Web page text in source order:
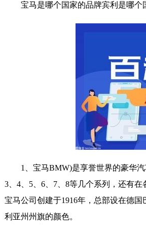
宝马是哪个国家的品牌宾利是哪个
1、宝马BMW)是享誉世界的豪华
3、4、5、6、7、8等几个系列，还有
宝马公司创建于1916年，总部设在德
利亚州州旗的颜色。